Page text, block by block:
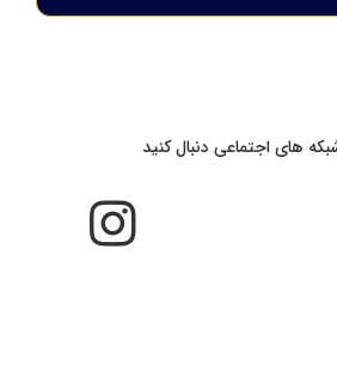
های اجتماعی دنبال کنید